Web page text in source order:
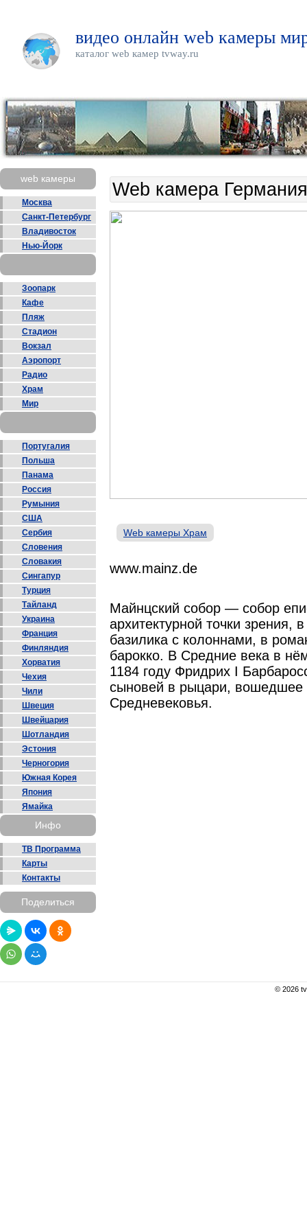
видео онлайн web камеры
каталог web камер tvway.ru
web камеры
Москва
Санкт-Петербург
Владивосток
Нью-Йорк
Зоопарк
Кафе
Пляж
Стадион
Вокзал
Аэропорт
Радио
Храм
Мир
Португалия
Польша
Панама
Россия
Румыния
США
Сербия
Словения
Словакия
Сингапур
Турция
Тайланд
Украина
Франция
Финляндия
Хорватия
Чехия
Чили
Швеция
Швейцария
Шотландия
Эстония
Черногория
Южная Корея
Япония
Ямайка
Инфо
ТВ Программа
Карты
Контакты
Поделиться
Web камера
Web камеры Храм
www.mainz.de
Майнцский собор — собор
архитектурной точки
базилика с колоннами, в
барокко. В Средние века в
1184 году Фридрих I
сыновей в рыцари, вошедшее
Средневековья.
© 2026